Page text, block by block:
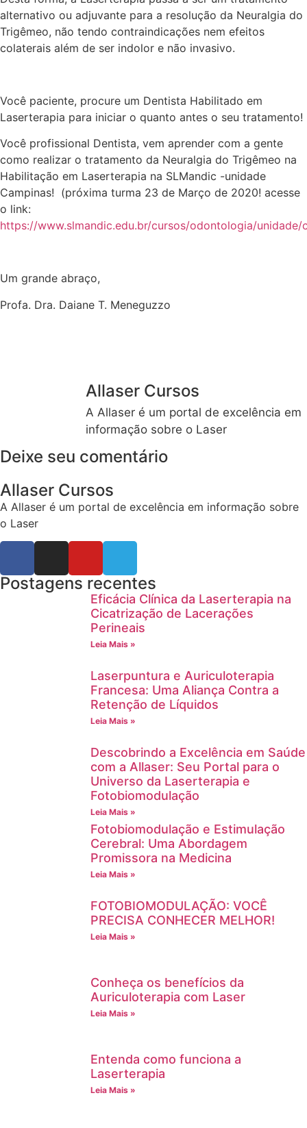
alternativo ou adjuvante para a resolução da Neuralgia do
Trigêmeo, não tendo contraindicações nem efeitos
colaterais além de ser indolor e não invasivo.
Você paciente, procure um Dentista Habilitado em
Laserterapia para iniciar o quanto antes o seu tratamento!
Você profissional Dentista, vem aprender com a gente
como realizar o tratamento da Neuralgia do Trigêmeo na
Habilitação em Laserterapia na SLMandic -unidade
Campinas! (próxima turma 23 de Março de 2020! acesse
o link:
https://www.slmandic.edu.br/cursos/odontologia/unidade/
Um grande abraço,
Profa. Dra. Daiane T. Meneguzzo
Allaser Cursos
A Allaser é um portal de excelência em
informação sobre o Laser
Deixe seu comentário
Allaser Cursos
A Allaser é um portal de excelência em informação sobre
o Laser
Postagens recentes
Eficácia Clínica da Laserterapia na
Cicatrização de Lacerações
Perineais
Leia Mais »
Laserpuntura e Auriculoterapia
Francesa: Uma Aliança Contra a
Retenção de Líquidos
Leia Mais »
Descobrindo a Excelência em Saúde
com a Allaser: Seu Portal para o
Universo da Laserterapia e
Fotobiomodulação
Leia Mais »
Fotobiomodulação e Estimulação
Cerebral: Uma Abordagem
Promissora na Medicina
Leia Mais »
FOTOBIOMODULAÇÃO: VOCÊ
PRECISA CONHECER MELHOR!
Leia Mais »
Conheça os benefícios da
Auriculoterapia com Laser
Leia Mais »
Entenda como funciona a
Laserterapia
Leia Mais »